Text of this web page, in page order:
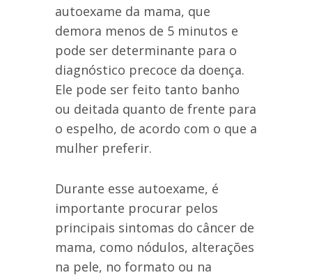
autoexame da mama, que
demora menos de 5 minutos e
pode ser determinante para o
diagnóstico precoce da doença.
Ele pode ser feito tanto banho
ou deitada quanto de frente para
o espelho, de acordo com o que a
mulher preferir.
Durante esse autoexame, é
importante procurar pelos
principais sintomas do câncer de
mama, como nódulos, alterações
na pele, no formato ou na